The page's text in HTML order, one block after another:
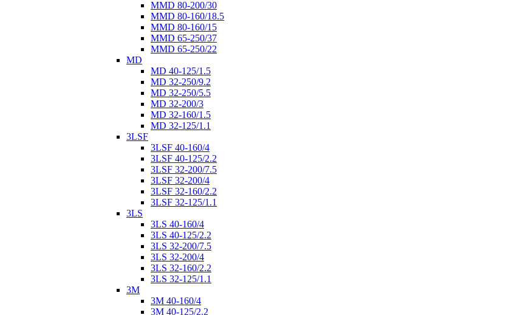
MMD 80-200/30
MMD 80-160/18.5
MMD 80-160/15
MMD 65-250/37
MMD 65-250/22
MD
MD 40-125/1.5
MD 32-250/9.2
MD 32-250/5.5
MD 32-200/3
MD 32-160/1.5
MD 32-125/1.1
3LSF
3LSF 40-160/4
3LSF 40-125/2.2
3LSF 32-200/7.5
3LSF 32-200/4
3LSF 32-160/2.2
3LSF 32-125/1.1
3LS
3LS 40-160/4
3LS 40-125/2.2
3LS 32-200/7.5
3LS 32-200/4
3LS 32-160/2.2
3LS 32-125/1.1
3M
3M 40-160/4
3M 40-125/2.2